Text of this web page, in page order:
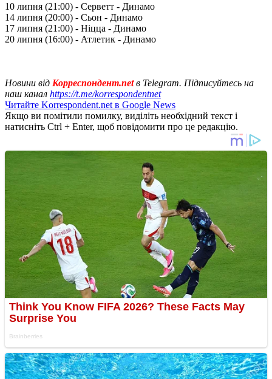
10 липня (21:00) - Серветт - Динамо
14 липня (20:00) - Сьон - Динамо
17 липня (21:00) - Ніцца - Динамо
20 липня (16:00) - Атлетик - Динамо
Новини від Корреспондент.netв Telegram. Підписуйтесь на
наш канал https://t.me/korrespondentnet
Читайте Korrespondent.net в Google News
Якщо ви помітили помилку, виділіть необхідний текст і
натисніть Ctrl + Enter, щоб повідомити про це редакцію.